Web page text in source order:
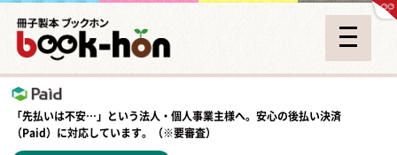
「先払いは不安…」という法人・個人事業主様へ。安心の後払い決済
（Paid） に対応しています。（※要審査）